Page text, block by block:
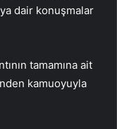
dair konuşmalar
tamamına ait
kamuoyuyla